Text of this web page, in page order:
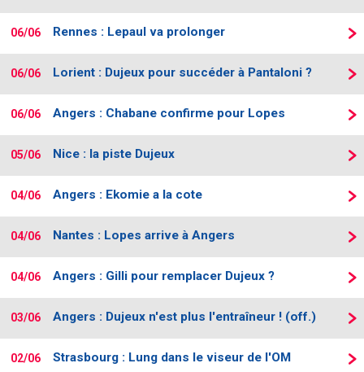
06/06 Rennes : Lepaul va prolonger
06/06 Lorient : Dujeux pour succéder à Pantaloni ?
06/06 Angers : Chabane confirme pour Lopes
05/06 Nice : la piste Dujeux
04/06 Angers : Ekomie a la cote
04/06 Nantes : Lopes arrive à Angers
04/06 Angers : Gilli pour remplacer Dujeux ?
03/06 Angers : Dujeux n'est plus l'entraîneur ! (off.)
02/06 Strasbourg : Lung dans le viseur de l'OM
site web Maxifoot.fr